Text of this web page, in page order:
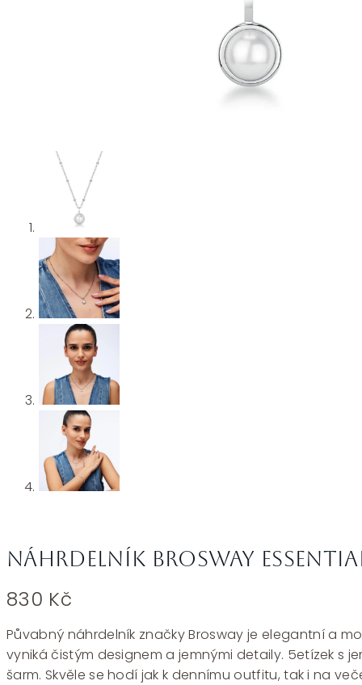
Náhrdelník Brosway ESSENTIAL
830 Kč
Půvabný náhrdelník značky Brosway je elegantní a
vyniká čistým designem a jemnými detaily. 5etízek s
šarm. Skvěle se hodí jak k dennímu outfitu, tak i na